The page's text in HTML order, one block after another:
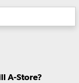
A-Store?